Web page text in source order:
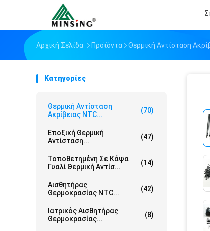
Αρχική Σελίδα Προϊόντα Θερμική Αντίσταση
Κατηγορίες
Θερμική Αντίσταση
Ακρίβειας NTC...
(70)
Εποξική Θερμική
Αντίσταση...
(47)
Τοποθετημένη Σε Κάψα
Γυαλί Θερμική Αντίσ...
(14)
Αισθητήρας
Θερμοκρασίας NTC...
(42)
Ιατρικός Αισθητήρας
Θερμοκρασίας...
(8)